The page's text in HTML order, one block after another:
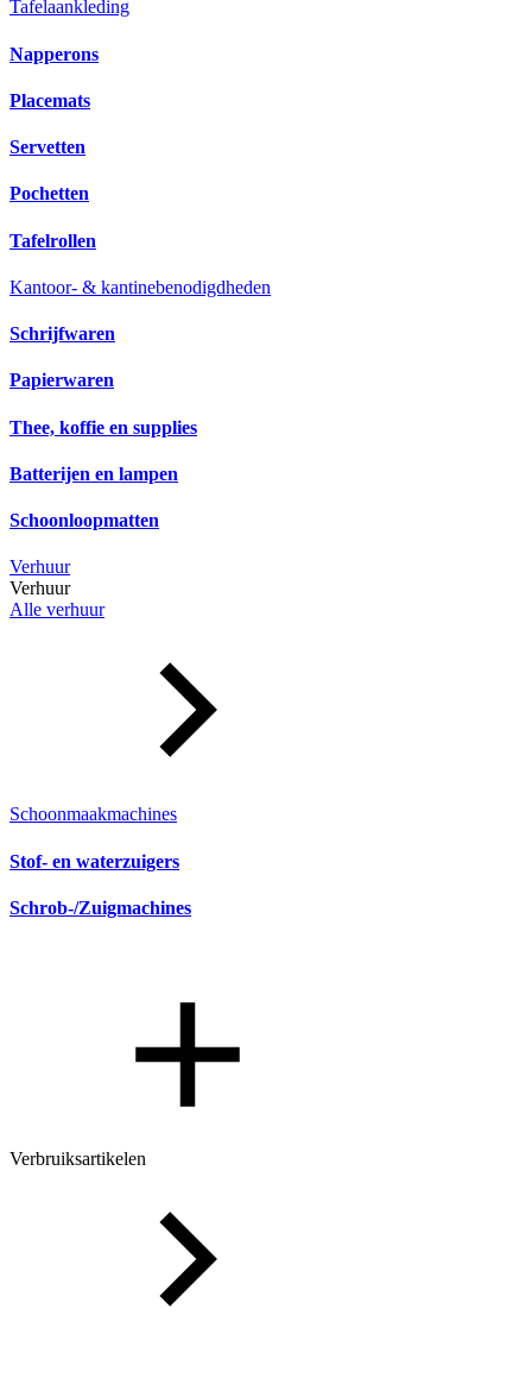
Tafelaankleding
Napperons
Placemats
Servetten
Pochetten
Tafelrollen
Kantoor- & kantinebenodigdheden
Schrijfwaren
Papierwaren
Thee, koffie en supplies
Batterijen en lampen
Schoonloopmatten
Verhuur
Verhuur
Alle verhuur
Schoonmaakmachines
Stof- en waterzuigers
Schrob-/Zuigmachines
Verbruiksartikelen